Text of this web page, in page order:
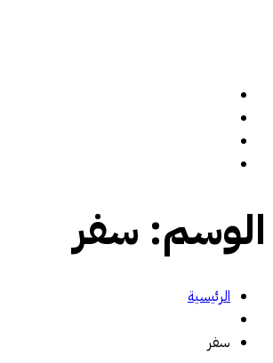
الوسم: سفر
الرئيسية
سفر